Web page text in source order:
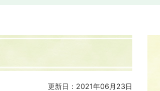
更新日：2021年06月23日